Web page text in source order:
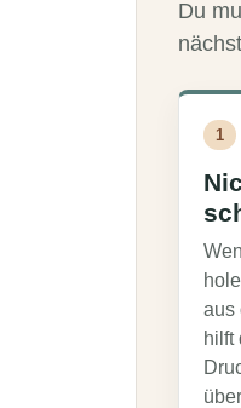
Du
1
aus
hilft